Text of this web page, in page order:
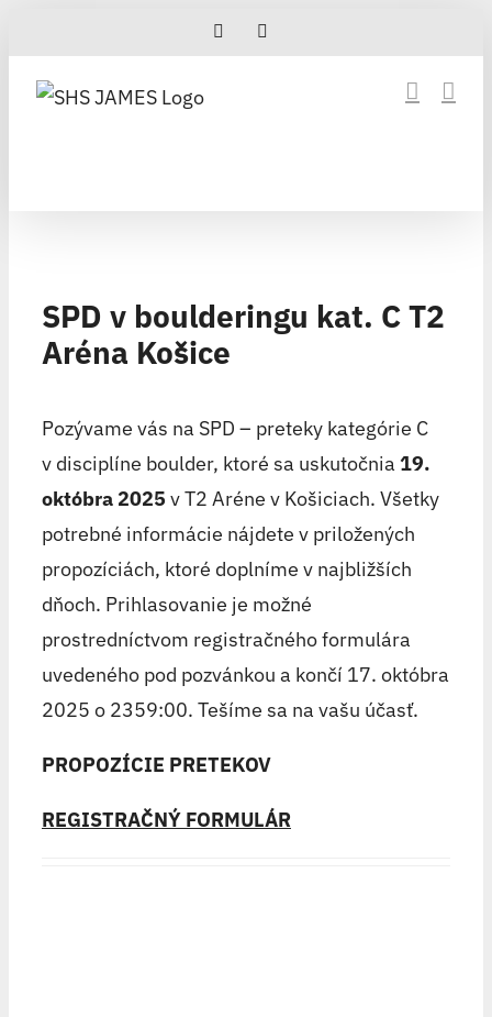
to
content
Facebook
SPD v boulderingu kat. C T2
Aréna Košice
Pozývame vás na SPD – preteky kategórie C
v disciplíne boulder, ktoré sa uskutočnia 19.
októbra 2025v T2 Aréne v Košiciach. Všetky
potrebné informácie nájdete v priložených
propozíciách, ktoré doplníme v najbližších
dňoch. Prihlasovanie je možné
prostredníctvom registračného formulára
uvedeného pod pozvánkou a končí 17. októbra
2025 o 2359:00. Tešíme sa na vašu účasť.
PROPOZÍCIE PRETEKOV
REGISTRAČNÝ FORMULÁR